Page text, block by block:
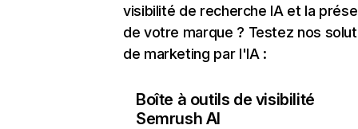
visibilité de recherche IA et la
de votre marque ? Testez nos
de marketing par l'IA :
Boîte à outils de visibilité
Semrush AI